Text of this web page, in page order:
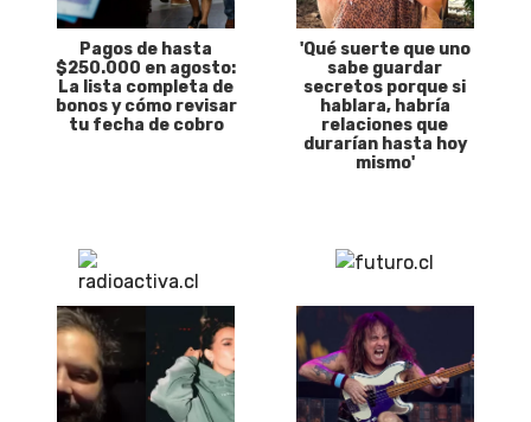
Pagos de hasta
$250.000 en agosto:
La lista completa de
bonos y cómo revisar
tu fecha de cobro
'Qué suerte que uno
sabe guardar
secretos porque si
hablara, habría
relaciones que
durarían hasta hoy
mismo'